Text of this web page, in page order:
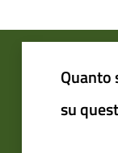
Quanto
su